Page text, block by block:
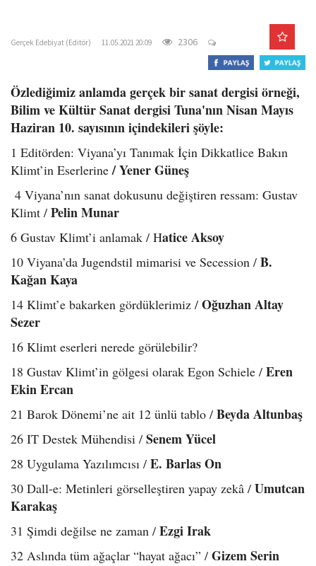
Gerçek Edebiyat (Editör) 11.05.2021 20:09 2306
Özlediğimiz anlamda gerçek bir sanat dergisi örneği,
Bilim ve Kültür Sanat dergisi Tuna'nın Nisan Mayıs
Haziran 10. sayısının içindekileri şöyle:
1 Editörden: Viyana’yı Tanımak İçin Dikkatlice Bakın
Klimt’in Eserlerine/ Yener Güneş
4 Viyana’nın sanat dokusunu değiştiren ressam: Gustav
Klimt / Pelin Munar
6 Gustav Klimt’i anlamak / Hatice Aksoy
10 Viyana’da Jugendstil mimarisi ve Secession / B.
Kağan Kaya
14 Klimt’e bakarken gördüklerimiz / Oğuzhan Altay
Sezer
16 Klimt eserleri nerede görülebilir?
18 Gustav Klimt’in gölgesi olarak Egon Schiele / Eren
Ekin Ercan
21 Barok Dönemi’ne ait 12 ünlü tablo / Beyda Altunbaş
26 IT Destek Mühendisi / Senem Yücel
28 Uygulama Yazılımcısı / E. Barlas On
30 Dall-e: Metinleri görselleştiren yapay zekâ / Umutcan
Karakaş
31 Şimdi değilse ne zaman / Ezgi Irak
32 Aslında tüm ağaçlar “hayat ağacı” / Gizem Serin